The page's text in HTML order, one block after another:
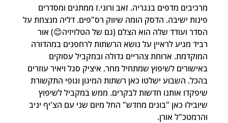
מרכיבים מדפים בנגריה. זאב ורוני.ז ממתגים ומסדרים
פינות ישיבה. הדסק הומה שיווק רס"פים. דליה מנצחת על
הסדר ועודד שלה הוא הצלם (גם של הטלויזיה😊) אור
רביד מגיע לראיין על נושא הרשתות לרחפנים במהדורה
המוקדמת. ארוחת צהריים גדולה ובמקביל עסוקים
באישורים לשיפוץ שמתחיל מחר. איציק סגל ויאיר עוזרים
בהכל. השבוע ישלטו כאן רשתות המיגון וגופי התקשורת
שיפקדו אותנו חדשות לבקרים. ממש במקביל לשיפוץ
שיובילו כאן "בונים מחדש" החל מיום שני עם הצ'יף יניב
והרמטכ"ל אורן.